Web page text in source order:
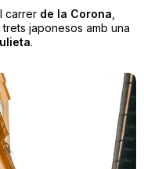
carrer de la Corona
japonesos amb una
.